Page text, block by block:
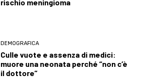
rischio meningioma
DEMOGRAFICA
Culle vuote e assenza di medici:
muore una neonata perché “non c’è
il dottore”